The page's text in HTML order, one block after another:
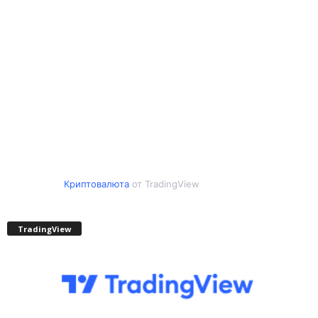
Криптовалютаот TradingView
TradingView